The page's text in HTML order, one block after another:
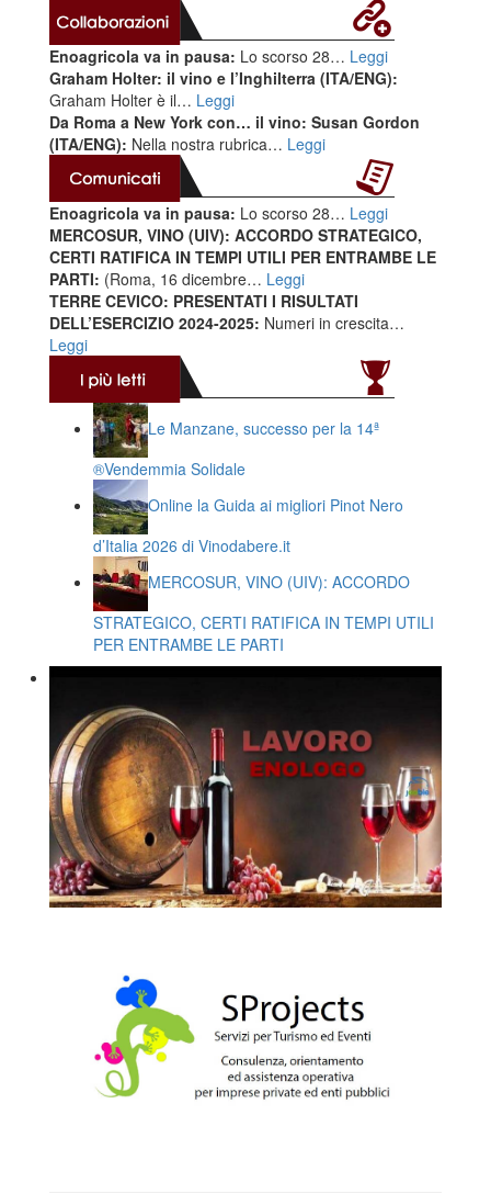
Enoagricola va in pausa: Lo scorso 28… Leggi
Graham Holter: il vino e l’Inghilterra (ITA/ENG):
Graham Holter è il… Leggi
Da Roma a New York con… il vino: Susan Gordon
(ITA/ENG): Nella nostra rubrica… Leggi
Enoagricola va in pausa: Lo scorso 28… Leggi
MERCOSUR, VINO (UIV): ACCORDO STRATEGICO,
CERTI RATIFICA IN TEMPI UTILI PER ENTRAMBE LE
PARTI: (Roma, 16 dicembre… Leggi
TERRE CEVICO: PRESENTATI I RISULTATI
DELL’ESERCIZIO 2024-2025: Numeri in crescita…
Leggi
Le Manzane, successo per la 14ª
®️Vendemmia Solidale
Online la Guida ai migliori Pinot Nero
d’Italia 2026 di Vinodabere.it
MERCOSUR, VINO (UIV): ACCORDO
STRATEGICO, CERTI RATIFICA IN TEMPI UTILI
PER ENTRAMBE LE PARTI